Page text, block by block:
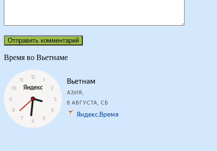
Время во Вьетнаме